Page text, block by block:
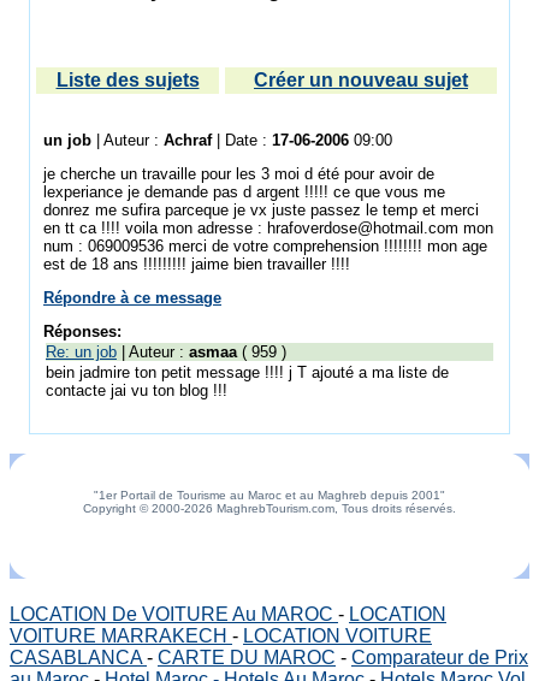
Liste des sujets Créer un nouveau sujet
un job | Auteur : Achraf| Date : 17-06-2006 09:00
je cherche un travaille pour les 3 moi d été pour avoir de
lexperiance je demande pas d argent !!!!! ce que vous me
donrez me sufira parceque je vx juste passez le temp et merci
en tt ca !!!! voila mon adresse : hrafoverdose@hotmail.com mon
num : 069009536 merci de votre comprehension !!!!!!!! mon age
est de 18 ans !!!!!!!!! jaime bien travailler !!!!
Répondre à ce message
Réponses:
Re: un job | Auteur : asmaa( 959 )
bein jadmire ton petit message !!!! j T ajouté a ma liste de
contacte jai vu ton blog !!!
"1er Portail de Tourisme au Maroc et au Maghreb depuis 2001"
Copyright © 2000-2026 MaghrebTourism.com, Tous droits réservés.
LOCATION De VOITURE Au MAROC - LOCATION
VOITURE MARRAKECH - LOCATION VOITURE
CASABLANCA- CARTE DU MAROC - Comparateur de Prix